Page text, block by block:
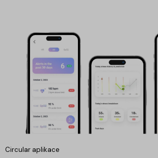
Circular aplikace